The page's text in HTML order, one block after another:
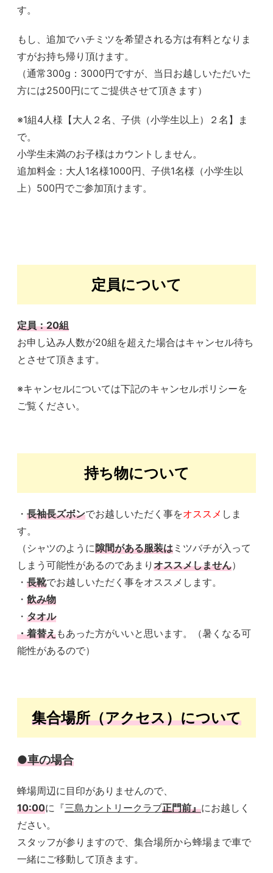
す。
もし、追加でハチミツを希望される方は有料となりま
すがお持ち帰り頂けます。
（通常300g：3000円ですが、当日お越しいただいた
方には2500円にてご提供させて頂きます）
※1組4人様【大人２名、子供（小学生以上）２名】ま
で。
小学生未満のお子様はカウントしません。
追加料金：大人1名様1000円、子供1名様（小学生以
上）500円でご参加頂けます。
定員について
定員：20組
お申し込み人数が20組を超えた場合はキャンセル待ち
とさせて頂きます。
※キャンセルについては下記のキャンセルポリシーを
ご覧ください。
持ち物について
・ 長袖長ズボンでお越しいただく事をオススメ しま
す。
（シャツのように隙間がある服装は ミツバチが入って
しまう可能性があるのであまり オススメしません）
・ 長靴でお越しいただく事をオススメします。
・ 飲み物
・ タオル
・着替えもあった方がいいと思います。（暑くなる可
能性があるので）
集合場所（アクセス）について
●車の場合
蜂場周辺に目印がありませんので、
10:00に『三島カントリークラブ正門前』にお越しく
ださい。
スタッフが参りますので、集合場所から蜂場まで車で
一緒にご移動して頂きます。